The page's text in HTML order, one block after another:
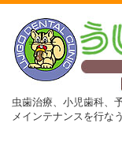
虫歯治療、小児歯科、
メインテナンスを行な